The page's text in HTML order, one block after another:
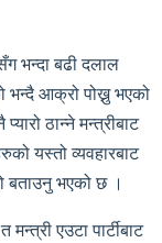
भन्दा बढी दलाल
भन्दै आक्रो पोख्नु भएको
ठान्ने मन्त्रीबाट
यस्तो व्यवहारबाट
बताउनु भएको छ ।
एउटा पार्टीबाट